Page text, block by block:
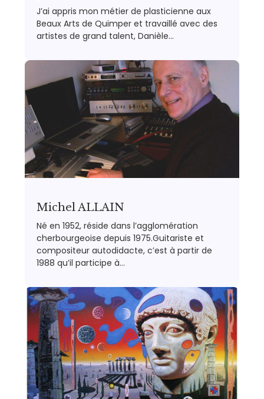
J’ai appris mon métier de plasticienne aux
Beaux Arts de Quimper et travaillé avec des
artistes de grand talent, Danièle…
Michel ALLAIN
Né en 1952, réside dans l’agglomération
cherbourgeoise depuis 1975.Guitariste et
compositeur autodidacte, c’est à partir de
1988 qu’il participe à…